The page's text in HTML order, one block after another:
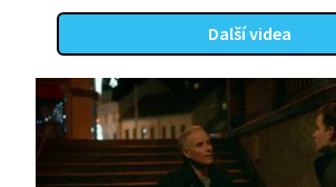
školství. Jak soud nakonec dopadne?
Další videa